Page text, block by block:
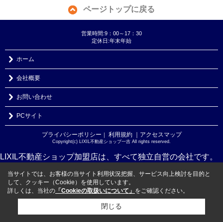
ページトップに戻る
営業時間:9：00～17：30
定休日:年末年始
ホーム
会社概要
お問い合わせ
PCサイト
プライバシーポリシー ｜ 利用規約 ｜アクセスマップ
Copyright(c) LIXIL不動産ショップ一吉 All rights reserved.
LIXIL不動産ショップ加盟店は、すべて独立自営の会社です。
当サイトでは、お客様の当サイト利用状況把握、サービス向上検討を目的と
して、クッキー（Cookie）を使用しています。
詳しくは、当社の 「Cookieの取扱いについて」 をご確認ください。
閉じる